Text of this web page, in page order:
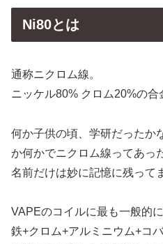
Ni80とは
通称ニクロム線。
ニッケル80% クロム20%の合
何か子供の頃、学研だったか
か何かでニクロム線ってあっ
名前だけは妙に記憶に残って
VAPEのコイルに最も一般的
鉄+クロム+アルミニウム+コ